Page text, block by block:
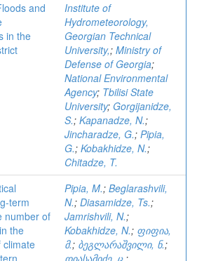
and
in the
Institute of
Hydrometeorology,
Georgian Technical
University,; Ministry of
Defense of Georgia;
National Environmental
Agency; Tbilisi State
University; Gorgijanidze,
S.; Kapanadze, N.;
Jincharadze, G.; Pipia,
G.; Kobakhidze, N.;
Chitadze, T.
term
number of
the
climate
Pipia, M.; Beglarashvili,
N.; Diasamidze, Ts.;
Jamrishvili, N.;
Kobakhidze, N.; ფიფია,
მ.; ბეგლარაშვილი, ნ.;
დიასამიძე, ც.;